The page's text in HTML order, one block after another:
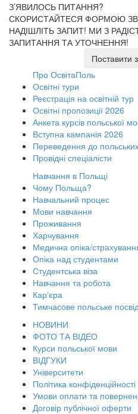
З’ЯВИЛОСЬ ПИТАННЯ?
СКОРИСТАЙТЕСЯ ФОРМОЮ
НАДІШЛІТЬ ЗАПИТ! МИ З
ЗАПИТАННЯ ТА УТОЧНЕННЯ!
Поставити
Про ОсвітаПоль
Освітні тури
Реєстрація на освітній тур
Освітні пропозиції 2026
Анкета курсів польської
Вступна кампанія 2026
Переведення до
Провідні спеціалісти
Навчання в Польщі
Чому Польща?
Навчальний процес
Мови навчання
Проживання
Харчування
Медична опіка/
Опіка над студентами
Студентська віза
Навчання та робота
Кар'єра
Тимчасове польське
НОВИНИ
ФОТО ТА ВІДЕО
Курси польської мови
ВІДГУКИ
Університети
Політика конфіденційності
Умови оплати та
Договір публічної оферти